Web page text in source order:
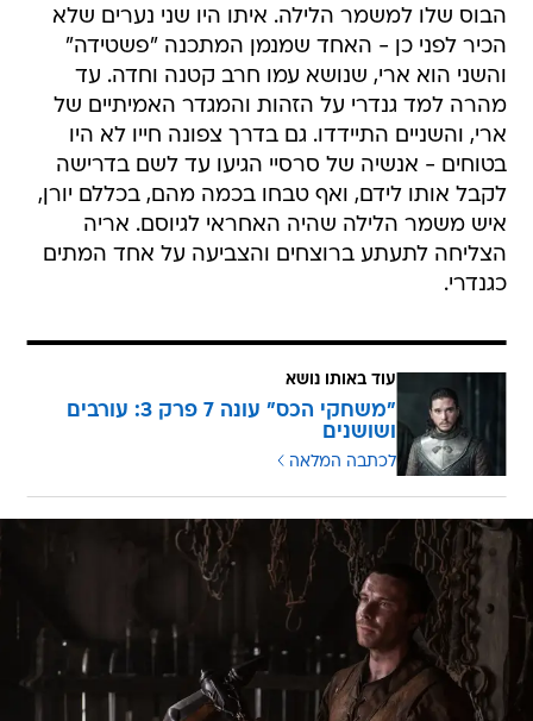
הבוס שלו למשמר הלילה. איתו היו שני נערים שלא
הכיר לפני כן - האחד שמנמן המתכנה "פשטידה"
והשני הוא ארי, שנושא עמו חרב קטנה וחדה. עד
מהרה למד גנדרי על הזהות והמגדר האמיתיים של
ארי, והשניים התיידדו. גם בדרך צפונה חייו לא היו
בטוחים - אנשיה של סרסיי הגיעו עד לשם בדרישה
לקבל אותו לידם, ואף טבחו בכמה מהם, בכללם יורן,
איש משמר הלילה שהיה האחראי לגיוסם. אריה
הצליחה לתעתע ברוצחים והצביעה על אחד המתים
כגנדרי.
עוד באותו נושא
"משחקי הכס" עונה 7 פרק 3: עורבים
ושושנים
לכתבה המלאה